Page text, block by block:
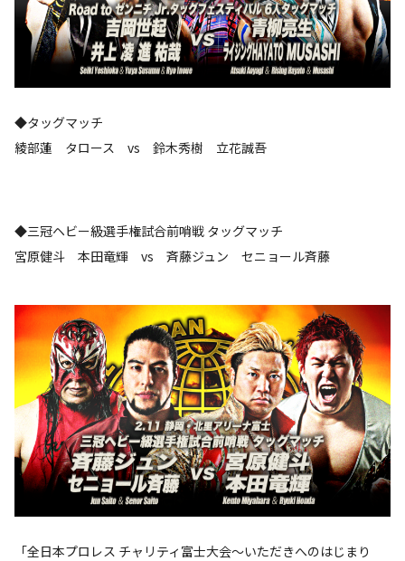
◆タッグマッチ
綾部蓮 タロース vs 鈴木秀樹 立花誠吾
◆三冠ヘビー級選手権試合前哨戦 タッグマッチ
宮原健斗 本田竜輝 vs 斉藤ジュン セニョール斉藤
「全日本プロレス チャリティ富士大会～いただきへのはじまり